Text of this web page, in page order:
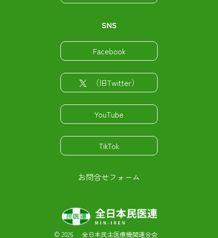
SNS
Facebook
（旧Twitter）
YouTube
TikTok
お問合せフォーム
© 2026 全日本民主医療機関連合会